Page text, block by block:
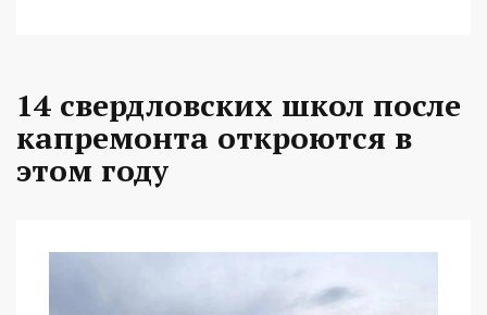
14 свердловских школ после
капремонта откроются в
этом году